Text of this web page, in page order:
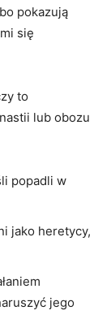
pokazują
się
to
lub obozu
popadli w
jako heretycy,
jego